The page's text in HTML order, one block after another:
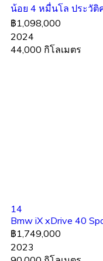
น้อย 4 หมื่นโล ประวัติ
฿1,098,000
2024
44,000 กิโลเมตร
14
Bmw iX xDrive 40
฿1,749,000
2023